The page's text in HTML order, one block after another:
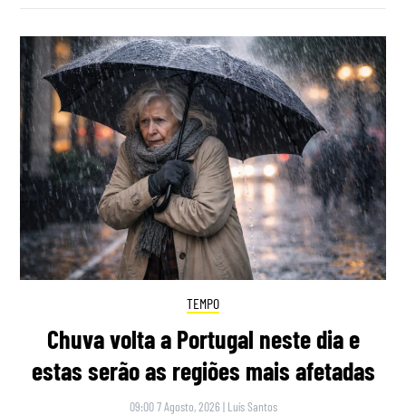
TEMPO
Chuva volta a Portugal neste dia e
estas serão as regiões mais afetadas
09:00 7 Agosto, 2026 | Luís Santos